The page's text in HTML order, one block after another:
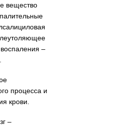
вещество
–
процесса и
крови.
–